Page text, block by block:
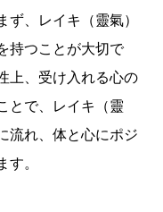
ず、レイキ（靈氣）
持つことが大切で
上、受け入れる心の
とで、レイキ（靈
流れ、体と心にポジ
す。